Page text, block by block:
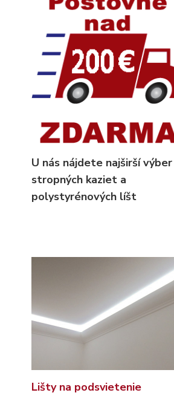
U nás nájdete najširší výber
stropných kaziet a
polystyrénových líšt
Lišty na podsvietenie